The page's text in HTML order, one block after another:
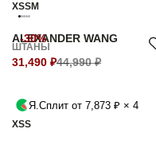
XSSM
-30%
ALEXANDER WANG
ШТАНЫ
31,490 ₽44,990 ₽
Я.Сплит от 7,873 ₽ × 4
XSS